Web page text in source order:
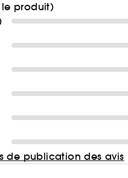
le produit)
de publication des avis